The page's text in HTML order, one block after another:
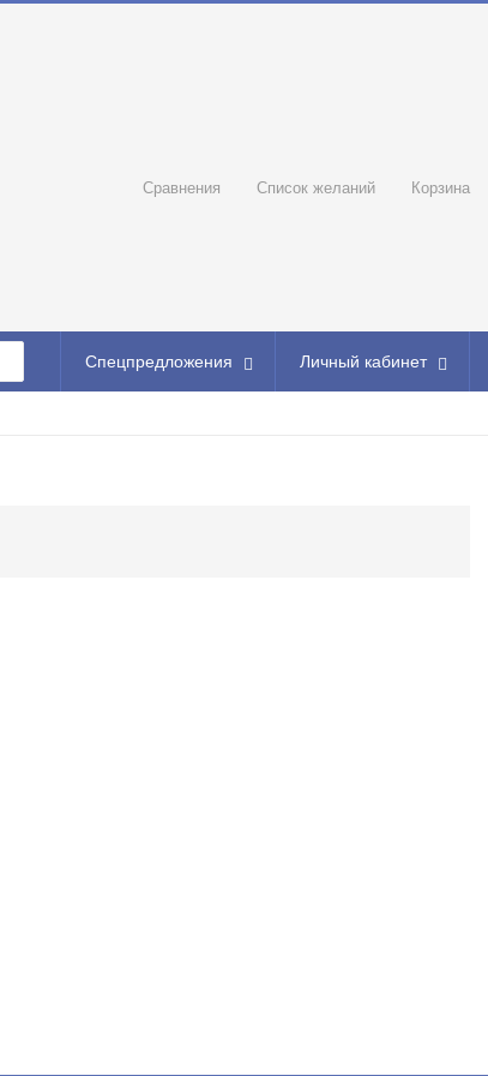
Сравнения Список желаний Корзина
Спецпредложения Личный кабинет